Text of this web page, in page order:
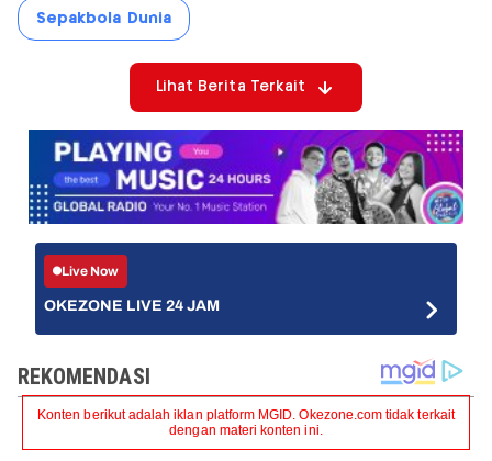
Sepakbola Dunia
Lihat Berita Terkait
Live Now
OKEZONE LIVE 24 JAM